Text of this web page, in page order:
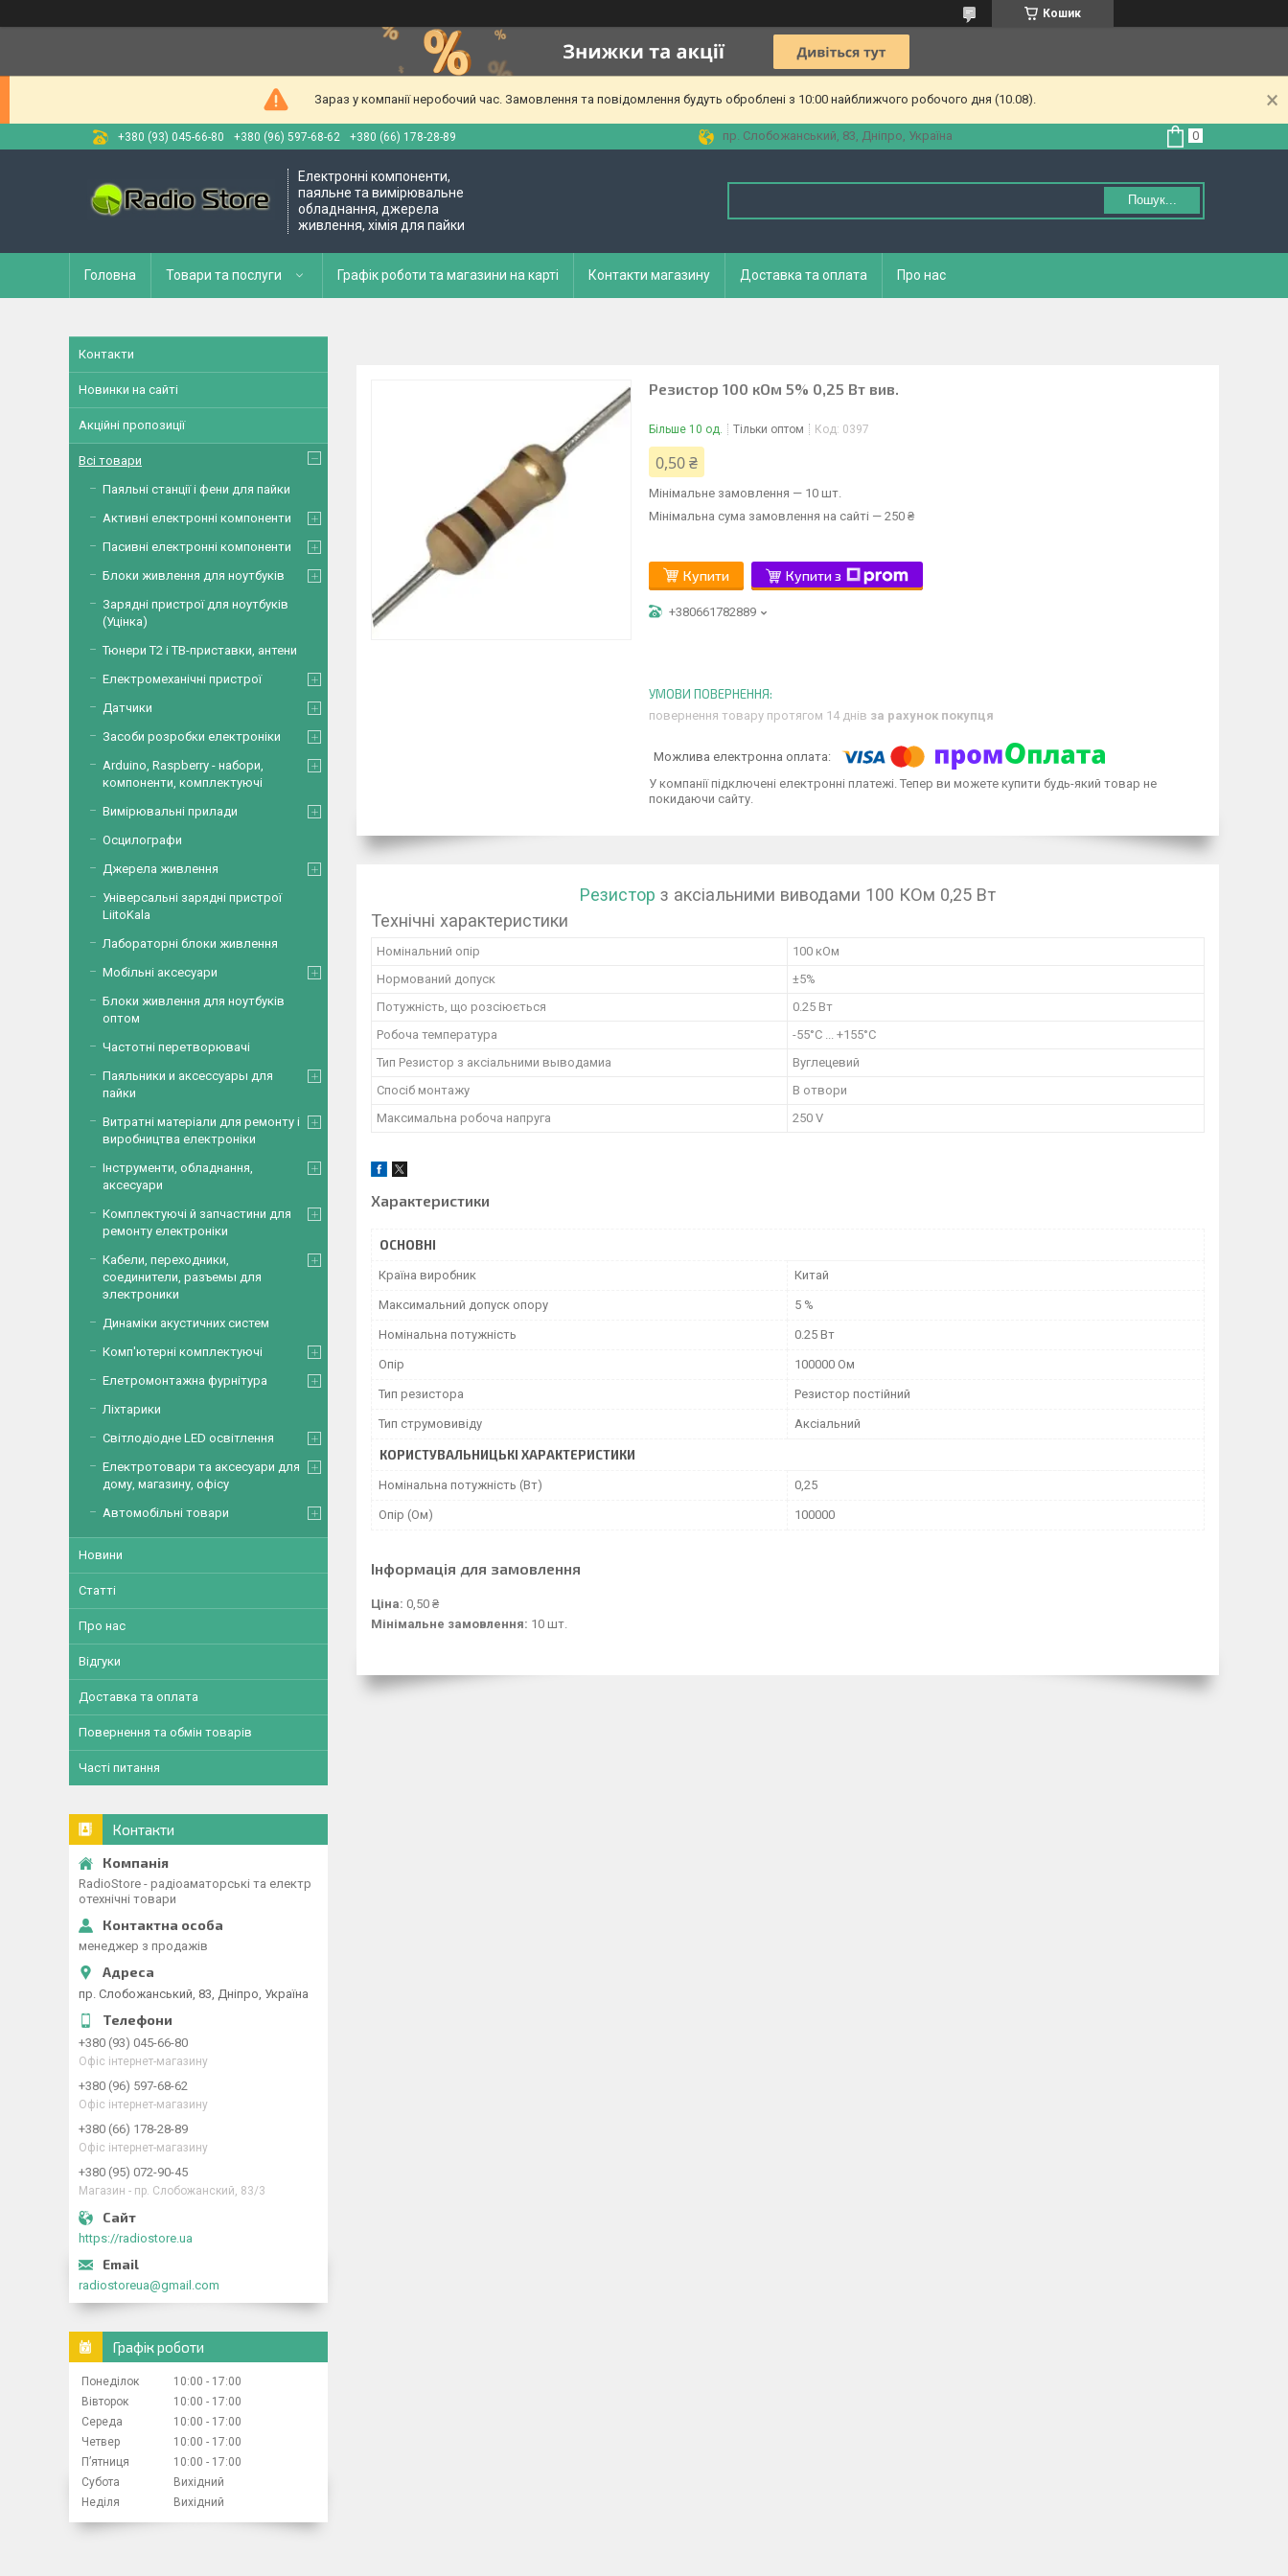
Кошик
Зараз у компанії неробочий час. Замовлення та повідомлення будуть оброблені з 10:00 найближчого робочого дня (10.08).
+380 (93) 045-66-80 +380 (96) 597-68-62 +380 (66) 178-28-89 пр. Слобожанський, 83, Дніпро, Україна
Електронні компоненти,
паяльне та вимірювальне
обладнання, джерела
живлення, хімія для пайки
Пошук...
Головна Товари та послуги Графік роботи та магазини на карті Контакти магазину Доставка та оплата Про нас
Резистор 100 кОм 5% 0,25 Вт вив.
Більше 10 од. Тільки оптом Код: 0397
0,50 ₴
Мінімальне замовлення — 10 шт.
Мінімальна сума замовлення на сайті — 250 ₴
Купити Купити з
+380661782889
повернення товару протягом 14 днів за рахунок покупця
У компанії підключені електронні платежі. Тепер ви можете купити будь-який товар не
покидаючи сайту.
Резистор з аксіальними виводами 100 КОм 0,25 Вт
Технічні характеристики
Номінальний опір
100 кОм
Нормований допуск
±5%
Потужність, що розсіюється
0.25 Вт
Робоча температура
-55°C ... +155°C
Тип Резистор з аксіальними выводамиа
Вуглецевий
Спосіб монтажу
В отвори
Максимальна робоча напруга
250 V
Характеристики
ОСНОВНІ
Країна виробник Китай
Максимальний допуск опору 5 %
Номінальна потужність 0.25 Вт
Опір 100000 Ом
Тип резистора Резистор постійний
Тип струмовивіду Аксіальний
КОРИСТУВАЛЬНИЦЬКІ ХАРАКТЕРИСТИКИ
Номінальна потужність (Вт) 0,25
Опір (Ом) 100000
Інформація для замовлення
Ціна: 0,50 ₴
Мінімальне замовлення: 10 шт.
Контакти
Новинки на сайті
Акційні пропозиції
Всі товари
Паяльні станції і фени для пайки
Активні електронні компоненти
Пасивні електронні компоненти
Блоки живлення для ноутбуків
Зарядні пристрої для ноутбуків
(Уцінка)
Тюнери Т2 і ТВ-приставки, антени
Електромеханічні пристрої
Датчики
Засоби розробки електроніки
Arduino, Raspberry - набори,
компоненти, комплектуючі
Вимірювальні прилади
Осцилографи
Джерела живлення
Універсальні зарядні пристрої
LiitoKala
Лабораторні блоки живлення
Мобільні аксесуари
Блоки живлення для ноутбуків
оптом
Частотні перетворювачі
Паяльники и аксессуары для
пайки
Витратні матеріали для ремонту і
виробництва електроніки
Інструменти, обладнання,
аксесуари
Комплектуючі й запчастини для
ремонту електроніки
Кабели, переходники,
соединители, разъемы для
электроники
Динаміки акустичних систем
Комп'ютерні комплектуючі
Елетромонтажна фурнітура
Ліхтарики
Світлодіодне LED освітлення
Електротовари та аксесуари для
дому, магазину, офісу
Автомобільні товари
Новини
Статті
Про нас
Відгуки
Доставка та оплата
Повернення та обмін товарів
Часті питання
Контакти
RadioStore - радіоаматорські та електр
отехнічні товари
менеджер з продажів
пр. Слобожанський, 83, Дніпро, Україна
+380 (93) 045-66-80
Офіс інтернет-магазину
+380 (96) 597-68-62
Офіс інтернет-магазину
+380 (66) 178-28-89
Офіс інтернет-магазину
+380 (95) 072-90-45
Магазин - пр. Слобожанский, 83/3
https://radiostore.ua
radiostoreua@gmail.com
Графік роботи
Понеділок 10:00
17:00
Вівторок
10:00
17:00
Середа
10:00
17:00
Четвер
10:00
17:00
Пʼятниця
10:00
17:00
Субота
Вихідний
Неділя
Вихідний